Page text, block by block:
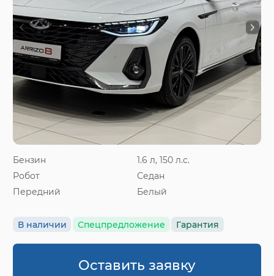
Бензин
1.6 л, 150 л.с.
Робот
Седан
Передний
Белый
В наличии Спецпредложение Гарантия
Оставить заявку